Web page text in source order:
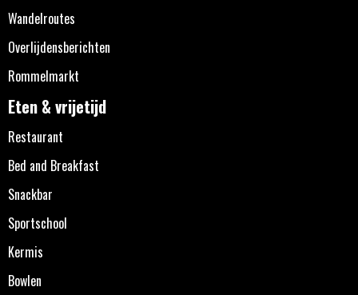
Wandelroutes
Overlijdensberichten
Rommelmarkt
Eten & vrijetijd
Restaurant
Bed and Breakfast
Snackbar
Sportschool
Kermis
Bowlen